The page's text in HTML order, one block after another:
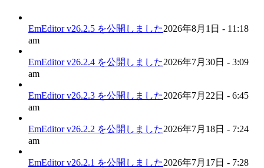
EmEditor v26.2.5 を公開しました2026年8月1日 - 11:18
am
EmEditor v26.2.4 を公開しました2026年7月30日 - 3:09
am
EmEditor v26.2.3 を公開しました2026年7月22日 - 6:45
am
EmEditor v26.2.2 を公開しました2026年7月18日 - 7:24
am
EmEditor v26.2.1 を公開しました2026年7月17日 - 7:28